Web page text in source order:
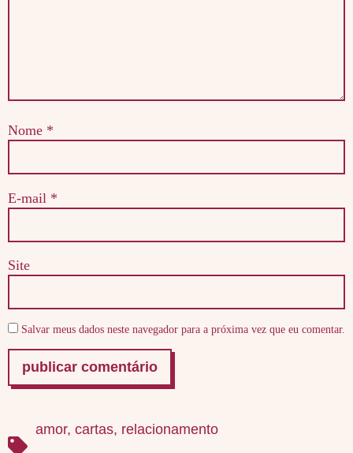
Nome *
E-mail *
Site
Salvar meus dados neste navegador para a próxima vez que eu comentar.
amor, cartas, relacionamento